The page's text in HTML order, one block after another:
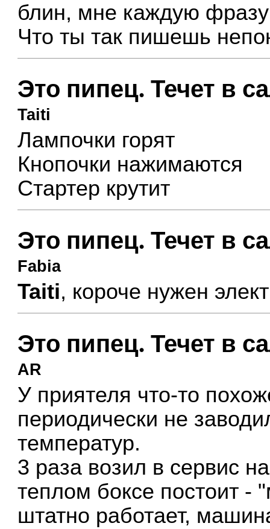
блин, мне каждую
Что ты так пишешь
Это пипец. Течет в
Taiti
Лампочки горят
Кнопочки нажимаются
Стартер крутит
Это пипец. Течет в
Fabia
Taiti, короче нужен
Это пипец. Течет в
AR
У приятеля что-то
периодически не
температур.
3 раза возил в сервис
теплом боксе постоит -
штатно работает,